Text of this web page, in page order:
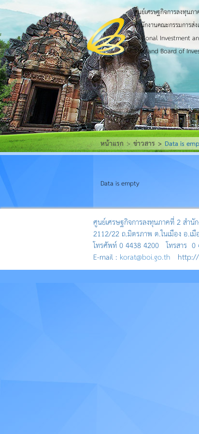
ศูนย์เศรษฐกิจการลงทุนภ
สำนักงานคณะกรรมการส่
Regional Investment
Thailand Board of
หน้าแรก ข่าวสาร Data is
Data is empty
ศูนย์เศรษฐกิจการลงทุนภาคที่ 2 สำนั
2112/22 ถ.มิตรภาพ ต.ในเมือง อ.เ
โทรศัพท์ 0 4438 4200 โทรสาร 0
E-mail : korat@boi.go.th http://